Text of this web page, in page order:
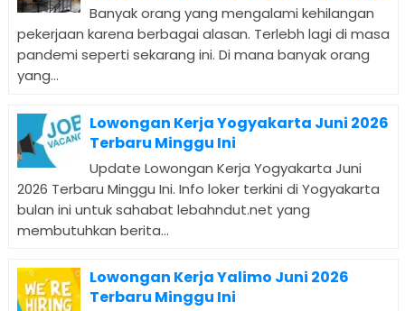
Banyak orang yang mengalami kehilangan
pekerjaan karena berbagai alasan. Terlebh lagi di masa
pandemi seperti sekarang ini. Di mana banyak orang
yang...
Lowongan Kerja Yogyakarta Juni 2026
Terbaru Minggu Ini
Update Lowongan Kerja Yogyakarta Juni
2026 Terbaru Minggu Ini. Info loker terkini di Yogyakarta
bulan ini untuk sahabat lebahndut.net yang
membutuhkan berita...
Lowongan Kerja Yalimo Juni 2026
Terbaru Minggu Ini